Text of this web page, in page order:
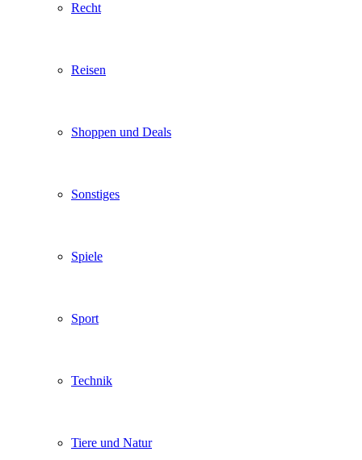
Recht
Reisen
Shoppen und Deals
Sonstiges
Spiele
Sport
Technik
Tiere und Natur